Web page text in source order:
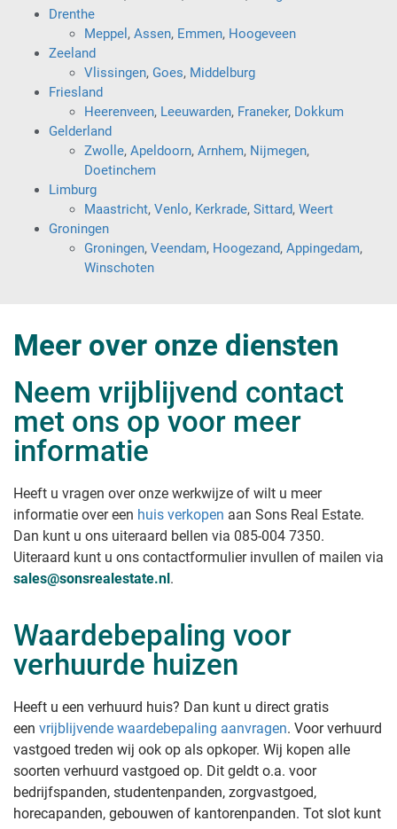
Drenthe
Meppel , Assen, Emmen, Hoogeveen
Zeeland
Vlissingen, Goes, Middelburg
Friesland
Heerenveen, Leeuwarden, Franeker, Dokkum
Gelderland
Zwolle, Apeldoorn, Arnhem, Nijmegen,
Doetinchem
Limburg
Maastricht, Venlo, Kerkrade, Sittard, Weert
Groningen
Groningen, Veendam, Hoogezand, Appingedam,
Winschoten
Meer over onze diensten
Neem vrijblijvend contact
met ons op voor meer
informatie
Heeft u vragen over onze werkwijze of wilt u meer
informatie over een huis verkopen aan Sons Real Estate.
Dan kunt u ons uiteraard bellen via 085-004 7350.
Uiteraard kunt u ons contactformulier invullen of mailen via
sales@sonsrealestate.nl .
Waardebepaling voor
verhuurde huizen
Heeft u een verhuurd huis? Dan kunt u direct gratis
een vrijblijvende waardebepaling aanvragen. Voor verhuurd
vastgoed treden wij ook op als opkoper. Wij kopen alle
soorten verhuurd vastgoed op. Dit geldt o.a. voor
bedrijfspanden, studentenpanden, zorgvastgoed,
horecapanden, gebouwen of kantorenpanden. Tot slot kunt